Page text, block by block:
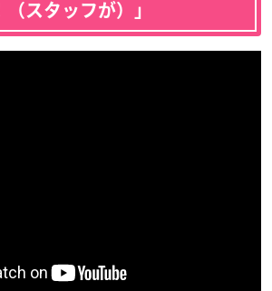
（スタッフが）」